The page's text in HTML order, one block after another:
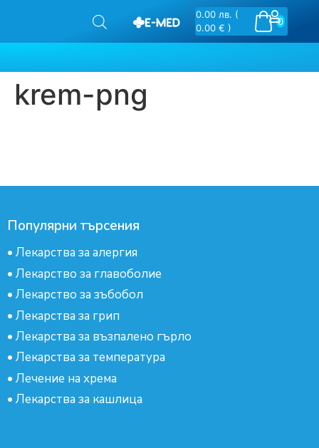
0
0.00 лв. (
0.00 € )
krem-png
Популярни търсения
• Лекарства за алергия
• Лекарство за главоболие
• Лекарство за зъбобол
• Лекарства за грип
• Лекарства за възпалено гърло
• Лекарства за температура
• Лечение на хрема
• Лекарства за кашлица